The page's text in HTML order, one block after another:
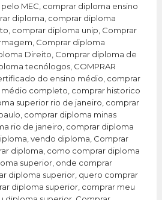
MEC, comprar diploma ensino
diploma, comprar diploma
comprar diploma unip, Comprar
Comprar diploma
Direito, Comprar diploma de
tecnólogos, COMPRAR
do ensino médio, comprar
completo, comprar historico
superior rio de janeiro, comprar
comprar diploma minas
rio de janeiro, comprar diploma
vendo diploma, Comprar
diploma, como comprar diploma
superior, onde comprar
diploma superior, quero comprar
diploma superior, comprar meu